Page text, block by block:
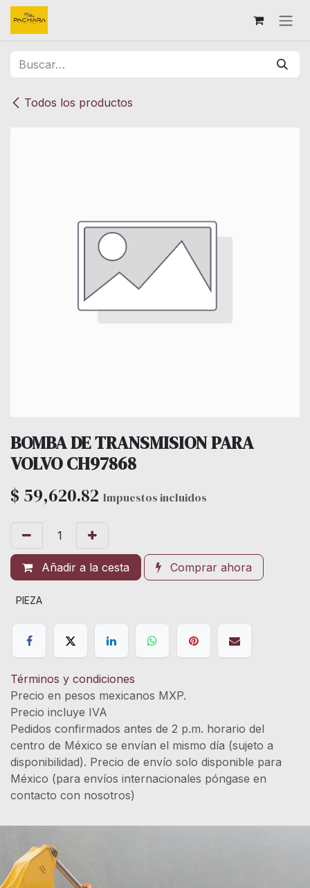
Ir al contenido
Todos los productos
BOMBA DE TRANSMISION PARA
VOLVO CH97868
$ 59,620.82 Impuestos incluidos
Añadir a la cesta Comprar ahora
PIEZA
Términos y condiciones
Precio en pesos mexicanos MXP.
Precio incluye IVA
Pedidos confirmados antes de 2 p.m. horario del
centro de México se envían el mismo día (sujeto a
disponibilidad). Precio de envío solo disponible para
México (para envíos internacionales póngase en
contacto con nosotros)